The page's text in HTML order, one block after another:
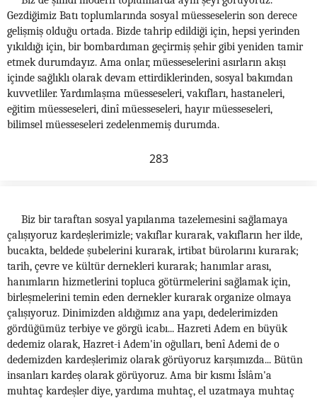
Gezdiğimiz Batı toplumlarında sosyal müesseselerin son derece
gelişmiş olduğu ortada. Bizde tahrip edildiği için, hepsi yerinden
yıkıldığı için, bir bombardıman geçirmiş şehir gibi yeniden tamir
etmek durumdayız. Ama onlar, müesseselerini asırların akışı
içinde sağlıklı olarak devam ettirdiklerinden, sosyal bakımdan
kuvvetliler. Yardımlaşma müesseseleri, vakıfları, hastaneleri,
eğitim müesseseleri, dinî müesseseleri, hayır müesseseleri,
bilimsel müesseseleri zedelenmemiş durumda.
283
Biz bir taraftan sosyal yapılanma tazelemesini sağlamaya
çalışıyoruz kardeşlerimizle; vakıflar kurarak, vakıfların her ilde,
bucakta, beldede şubelerini kurarak, irtibat bürolarını kurarak;
tarih, çevre ve kültür dernekleri kurarak; hanımlar arası,
hanımların hizmetlerini topluca götürmelerini sağlamak için,
birleşmelerini temin eden dernekler kurarak organize olmaya
çalışıyoruz. Dinimizden aldığımız ana yapı, dedelerimizden
gördüğümüz terbiye ve görgü icabı... Hazreti Adem en büyük
dedemiz olarak, Hazret-i Adem'in oğulları, benî Ademi de o
dedemizden kardeşlerimiz olarak görüyoruz karşımızda... Bütün
insanları kardeş olarak görüyoruz. Ama bir kısmı İslâm'a
muhtaç kardeşler diye, yardıma muhtaç, el uzatmaya muhtaç